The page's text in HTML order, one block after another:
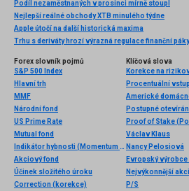
Podíl nezaměstnaných v prosinci mírně stoupl
Nejlepší reálné obchody XTB minulého týdne
Apple útočí na další historická maxima
Forex slovník pojmů
S&P 500 Index
Hlavní trh
MMF
Národní fond
US Prime Rate
Mutual fond
Indikátor hybnosti (Momentum indicator)
Akciový fond
Účinek složitého úroku
Correction (korekce)
Klíčová slova
Korekce na
Procentuální
Americké
Postupné
Proof of Stake
Václav Klaus
Nancy Pelosiová
Nejvýkonnější
P/S